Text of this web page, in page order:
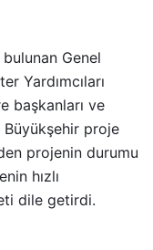
Genel
Yardımcıları
başkanları ve
proje
projenin durumu
hızlı
dile getirdi.